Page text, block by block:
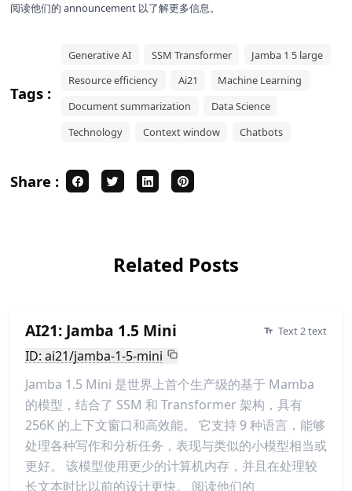
阅读他们的 announcement以了解更多信息。
Tags :
Generative AI SSM Transformer
Jamba 1 5 large
Resource efficiency
Ai21
Machine Learning
Document summarization
Data Science
Technology
Context window Chatbots
Share :
Related Posts
AI21: Jamba 1.5 Mini Text 2 text
ID: ai21/jamba-1-5-mini
Jamba 1.5 Mini 是世界上首个生产级的基于 Mamba
的模型，结合了 SSM 和 Transformer 架构，具有
256K 的上下文窗口和高效能。 它支持 9 种语言，能够
处理各种写作和分析任务，表现与类似的小模型相当或
更好。 该模型使用更少的计算机内存，并且在处理较
长文本时比以前的设计更快。 阅读他们的